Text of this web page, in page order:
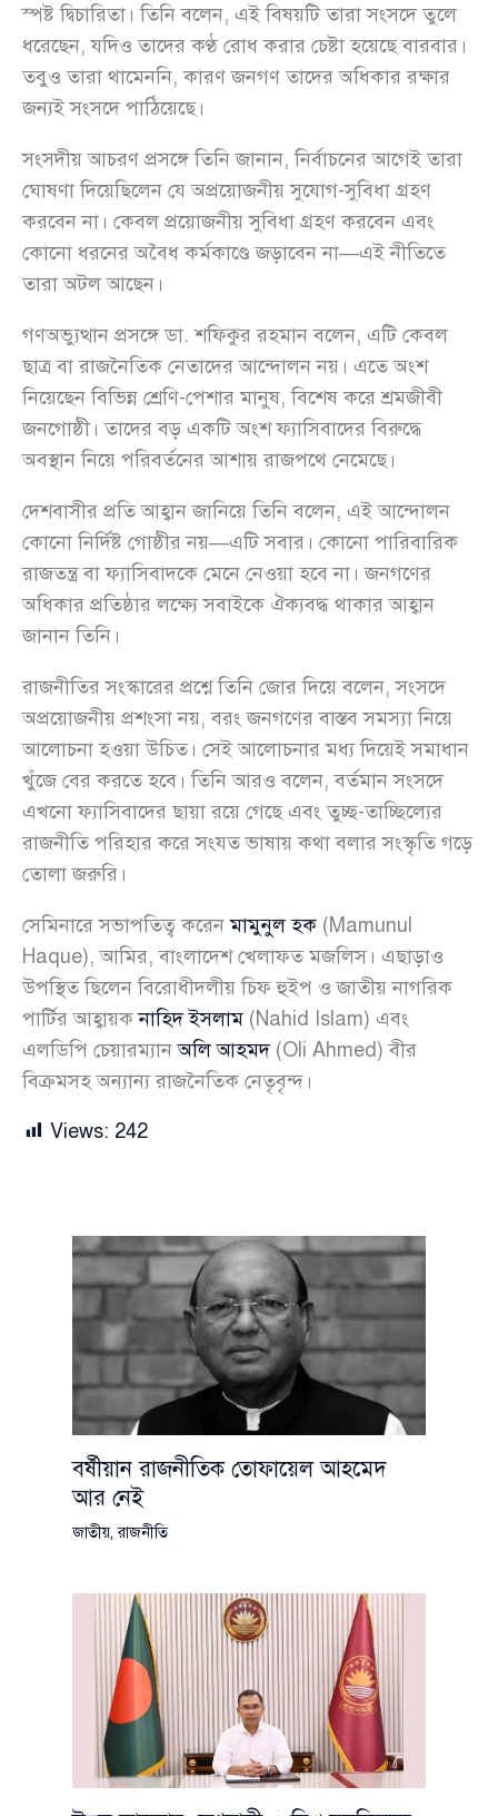
স্পষ্ট দ্বিচারিতা। তিনি বলেন, এই বিষয়টি তারা সংসদে তুলে
ধরেছেন, যদিও তাদের কণ্ঠ রোধ করার চেষ্টা হয়েছে বারবার।
তবুও তারা থামেননি, কারণ জনগণ তাদের অধিকার রক্ষার
জন্যই সংসদে পাঠিয়েছে।
সংসদীয় আচরণ প্রসঙ্গে তিনি জানান, নির্বাচনের আগেই তারা
ঘোষণা দিয়েছিলেন যে অপ্রয়োজনীয় সুযোগ-সুবিধা গ্রহণ
করবেন না। কেবল প্রয়োজনীয় সুবিধা গ্রহণ করবেন এবং
কোনো ধরনের অবৈধ কর্মকাণ্ডে জড়াবেন না—এই নীতিতে
তারা অটল আছেন।
গণঅভ্যুত্থান প্রসঙ্গে ডা. শফিকুর রহমান বলেন, এটি কেবল
ছাত্র বা রাজনৈতিক নেতাদের আন্দোলন নয়। এতে অংশ
নিয়েছেন বিভিন্ন শ্রেণি-পেশার মানুষ, বিশেষ করে শ্রমজীবী
জনগোষ্ঠী। তাদের বড় একটি অংশ ফ্যাসিবাদের বিরুদ্ধে
অবস্থান নিয়ে পরিবর্তনের আশায় রাজপথে নেমেছে।
দেশবাসীর প্রতি আহ্বান জানিয়ে তিনি বলেন, এই আন্দোলন
কোনো নির্দিষ্ট গোষ্ঠীর নয়—এটি সবার। কোনো পারিবারিক
রাজতন্ত্র বা ফ্যাসিবাদকে মেনে নেওয়া হবে না। জনগণের
অধিকার প্রতিষ্ঠার লক্ষ্যে সবাইকে ঐক্যবদ্ধ থাকার আহ্বান
জানান তিনি।
রাজনীতির সংস্কারের প্রশ্নে তিনি জোর দিয়ে বলেন, সংসদে
অপ্রয়োজনীয় প্রশংসা নয়, বরং জনগণের বাস্তব সমস্যা নিয়ে
আলোচনা হওয়া উচিত। সেই আলোচনার মধ্য দিয়েই সমাধান
খুঁজে বের করতে হবে। তিনি আরও বলেন, বর্তমান সংসদে
এখনো ফ্যাসিবাদের ছায়া রয়ে গেছে এবং তুচ্ছ-তাচ্ছিল্যের
রাজনীতি পরিহার করে সংযত ভাষায় কথা বলার সংস্কৃতি গড়ে
তোলা জরুরি।
সেমিনারে সভাপতিত্ব করেনমামুনুল হক (Mamunul
Haque), আমির, বাংলাদেশ খেলাফত মজলিস। এছাড়াও
উপস্থিত ছিলেন বিরোধীদলীয় চিফ হুইপ ও জাতীয় নাগরিক
পার্টির আহ্বায়কনাহিদ ইসলাম (Nahid Islam) এবং
এলডিপি চেয়ারম্যানঅলি আহমদ(Oli Ahmed) বীর
বিক্রমসহ অন্যান্য রাজনৈতিক নেতৃবৃন্দ।
Views: 242
বর্ষীয়ান রাজনীতিক তোফায়েল আহমেদ
আর নেই
জাতীয়,রাজনীতি